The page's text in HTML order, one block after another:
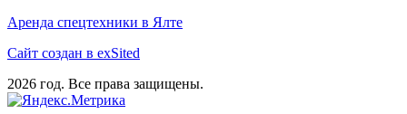
Аренда спецтехники в Ялте
Сайт создан в exSited
2026 год. Все права защищены.